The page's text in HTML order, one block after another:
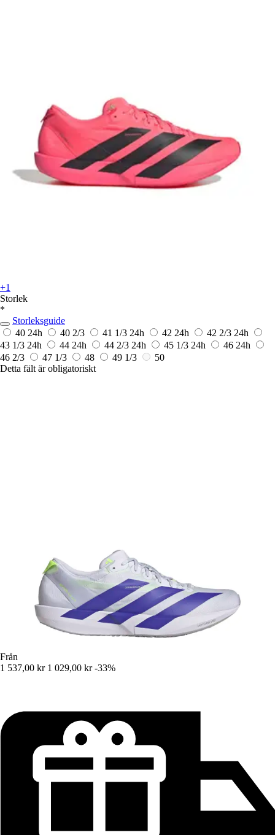
+1
Storlek
*
Storleksguide
40 24h 40 2/3 41 1/3 24h 42 24h 42 2/3 24h
43 1/3 24h 44 24h 44 2/3 24h 45 1/3 24h 46 24h
46 2/3
47 1/3 48 49 1/3
50
Detta fält är obligatoriskt
Från
1 537,00 kr 1 029,00 kr -33%